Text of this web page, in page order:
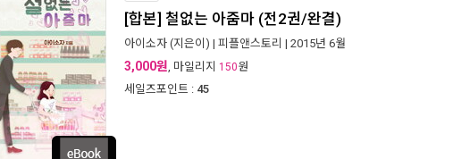
[합본] 철없는 아줌마 (전2권/완결)
아이소자 (지은이) | 피플앤스토리 | 2015년 6월
3,000원, 마일리지 150원
세일즈포인트 : 45